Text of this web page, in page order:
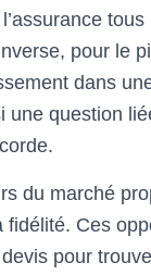
pour le
dans
une question
du marché
fidélité. Ces
pour